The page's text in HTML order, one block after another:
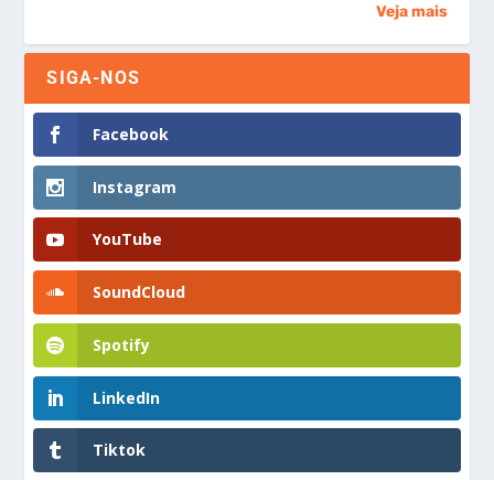
Veja mais
SIGA-NOS
Facebook
Instagram
YouTube
SoundCloud
Spotify
LinkedIn
Tiktok